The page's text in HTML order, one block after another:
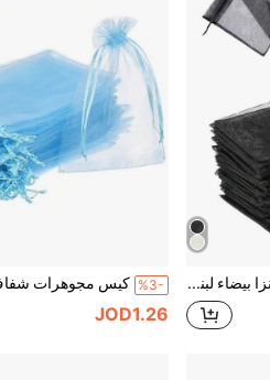
50 قطعة أكياس أورجانزا بيضاء لبنية مع رباط، مناسبة لموسم الزفاف والمهرجانات الموسيقية وأكياس الحلوى والمجوهرات وتغليف الهدايا %3-
JOD1.26